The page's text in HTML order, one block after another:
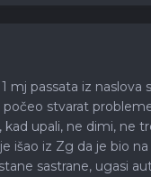
passata iz
stvarat
upali, ne dimi, ne
išao iz Zg da je bio
sastrane, ugasi